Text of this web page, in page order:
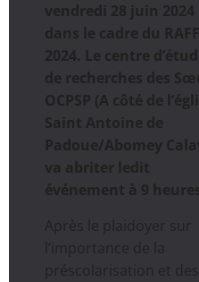
vendredi 28 juin 2024
dans le cadre du
2024. Le centre
de recherches des
OCPSP (A côté de
Saint Antoine de
Padoue/Abomey
va abriter ledit
événement à 9
Après le plaidoyer sur
l’importance de la
préscolarisation et